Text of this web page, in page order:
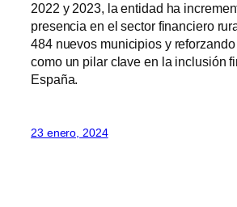
2022 y 2023, la entidad ha
presencia en el sector financiero
484 nuevos municipios y
como un pilar clave en la inclusión
España.
23 enero, 2024